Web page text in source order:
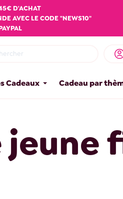
D'ACHAT
AVEC LE CODE "NEWS10"
Cadeau par
Cadeaux
jeune